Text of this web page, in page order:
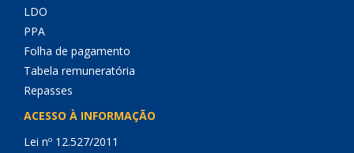
LDO
PPA
Folha de pagamento
Tabela remuneratória
Repasses
ACESSO À INFORMAÇÃO
Lei nº 12.527/2011